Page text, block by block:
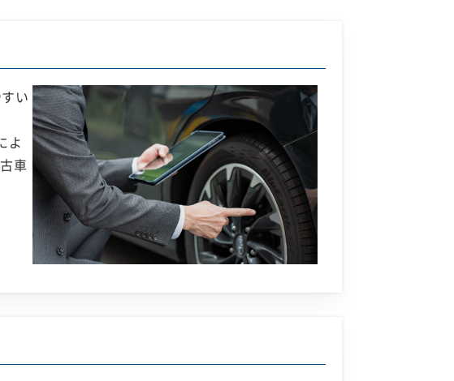
い
よ
車